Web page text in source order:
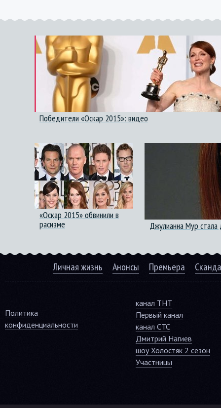
Победители «Оскар 2015»: видео
«Оскар 2015» обвинили в
расизме
Джулианна Мур
Личная жизнь Анонсы Премьера
Политика
конфиденциальности
канал ТНТ
Первый канал
канал СТС
Дмитрий Нагиев
шоу Холостяк 2 сезон
Участницы